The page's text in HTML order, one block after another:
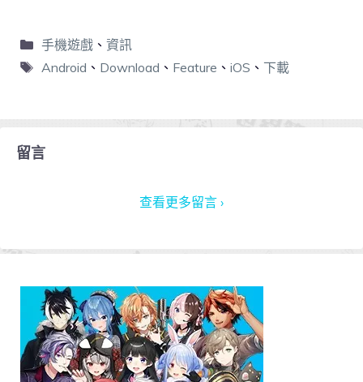
手機遊戲、 資訊
Android 、 Download 、 Feature 、 iOS 、 下載
留言
查看更多留言 ›